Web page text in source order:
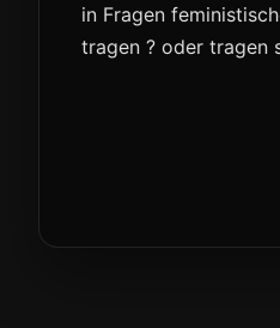
in Fragen
tragen ? oder tragen